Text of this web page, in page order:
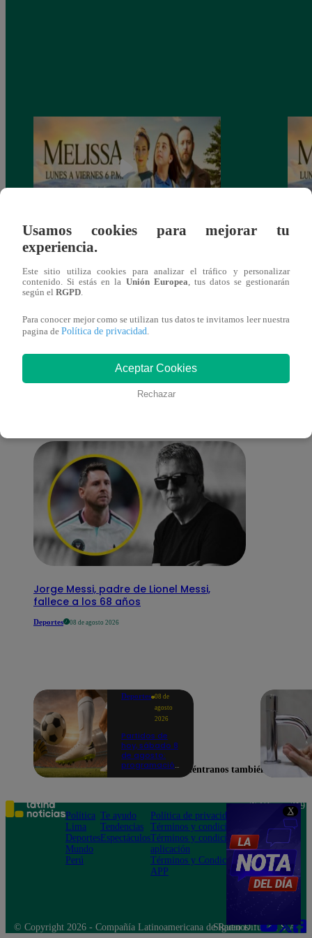
X
Melissa, Viernes 13 de diciembre – ver
También te puede
interesar
Jorge Messi, padre de Lionel Messi,
fallece a los 68 años
Deportes 08 de agosto 2026
Deportes 08 de
agosto
2026
Partidos de
hoy, sábado 8
de agosto:
programación
Usamos cookies para mejorar tu
experiencia.
Este sitio utiliza cookies para analizar el tráfico y personalizar
contenido. Si estás en la Unión Europea, tus datos se gestionarán
según el RGPD.
Para conocer mejor como se utilizan tus datos te invitamos leer nuestra
pagina de Política de privacidad.
Aceptar Cookies
Rechazar
Encuéntranos también en
Política
Lima
Deportes
Mundo
Perú
Te ayudo
Tendencias
Espectáculos
Política de privacidad
Términos y condiciones
Términos y condiciones
aplicación
Términos y Condiciones
APP
Teléfono: 219
Av. San
Felipe 968
Jesús María
© Copyright 2026 - Compañía Latinoamericana de Radio Difusión S.A.
Síguenos